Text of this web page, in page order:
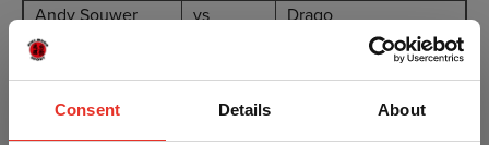
Consent Details About
Andy Souwer
vs Drago